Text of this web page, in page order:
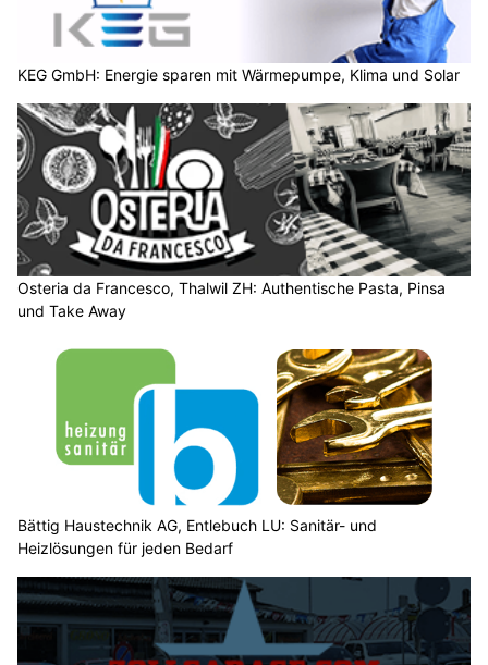
KEG GmbH: Energie sparen mit Wärmepumpe, Klima und Solar
Osteria da Francesco, Thalwil ZH: Authentische Pasta, Pinsa
und Take Away
Bättig Haustechnik AG, Entlebuch LU: Sanitär- und
Heizlösungen für jeden Bedarf